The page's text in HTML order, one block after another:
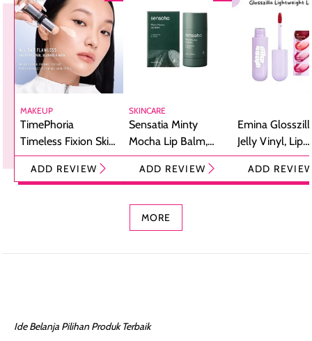
MAKEUP
TimePhoria
Timeless Fixion Skin
Tint Stick,
Foundation dan
ADD REVIEW
SKINCARE
Sensatia Minty
Mocha Lip Balm,
Pelembap Bibir
dengan Aroma
ADD REVIEW
Emina
Jelly Vinyl, Lip
Cream Glossy
Ringan
ADD
MORE
Ide Belanja Pilihan Produk Terbaik